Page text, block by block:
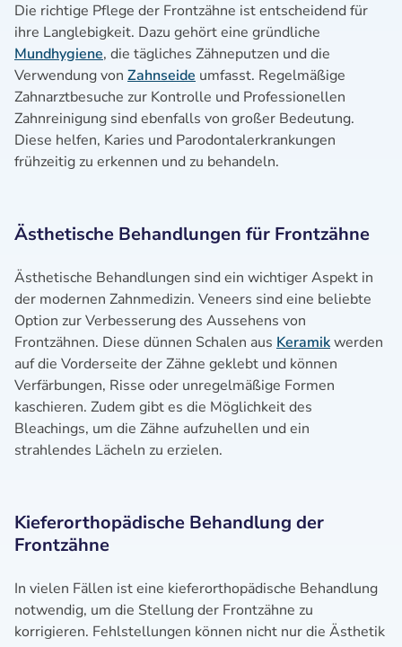
Die richtige Pflege der Frontzähne ist entscheidend für
ihre Langlebigkeit. Dazu gehört eine gründliche
Mundhygiene, die tägliches Zähneputzen und die
Verwendung von Zahnseide umfasst. Regelmäßige
Zahnarztbesuche zur Kontrolle und Professionellen
Zahnreinigung sind ebenfalls von großer Bedeutung.
Diese helfen, Karies und Parodontalerkrankungen
frühzeitig zu erkennen und zu behandeln.
Ästhetische Behandlungen für Frontzähne
Ästhetische Behandlungen sind ein wichtiger Aspekt in
der modernen Zahnmedizin. Veneers sind eine beliebte
Option zur Verbesserung des Aussehens von
Frontzähnen. Diese dünnen Schalen aus Keramikwerden
auf die Vorderseite der Zähne geklebt und können
Verfärbungen, Risse oder unregelmäßige Formen
kaschieren. Zudem gibt es die Möglichkeit des
Bleachings, um die Zähne aufzuhellen und ein
strahlendes Lächeln zu erzielen.
Kieferorthopädische Behandlung der
Frontzähne
In vielen Fällen ist eine kieferorthopädische Behandlung
notwendig, um die Stellung der Frontzähne zu
korrigieren. Fehlstellungen können nicht nur die Ästhetik